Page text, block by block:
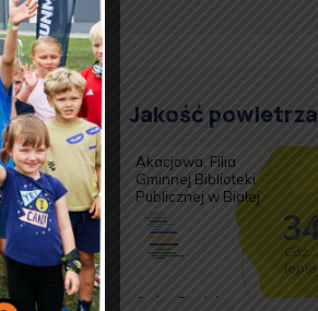
IZ.00-
Jakość powietrza